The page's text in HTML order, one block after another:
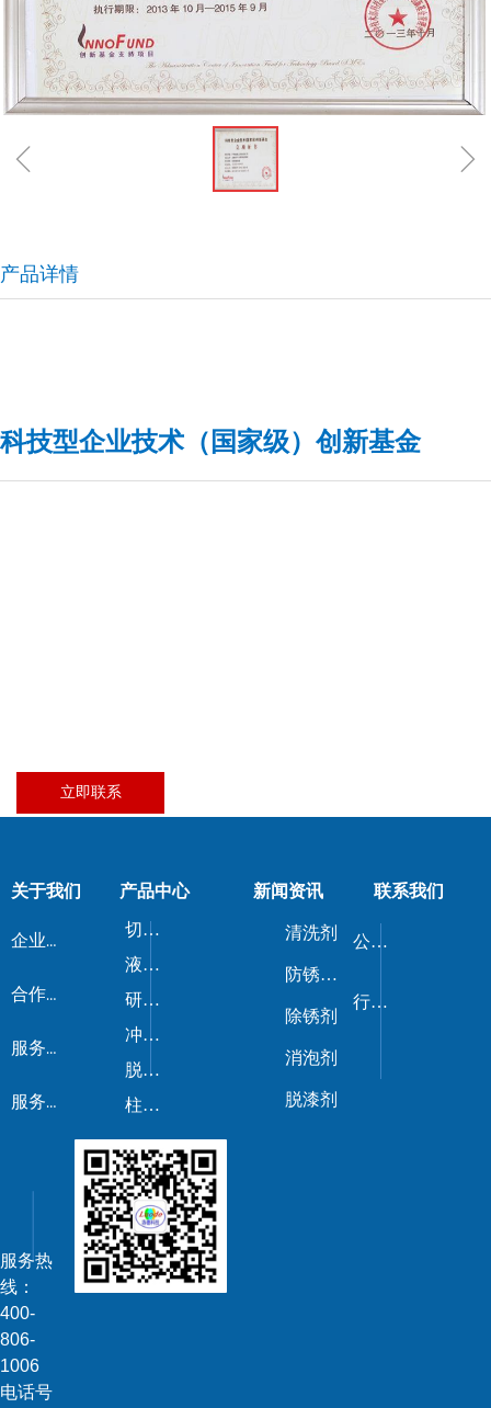
ꁆ ꁇ
科技型企业技术（国家级）创新基金
立即联系
产品详情
关于我们
企业荣誉
合作伙伴
服务流程
服务优势
产品中心
切削液/磨削液
液压油/导轨油
研磨剂
冲压油
脱模剂
柱塞油
清洗剂
防锈剂/防锈油
除锈剂
消泡剂
脱漆剂
新闻资讯
公司新闻
行业动态
联系我们
服务热
线：
400-
806-
1006
电话号